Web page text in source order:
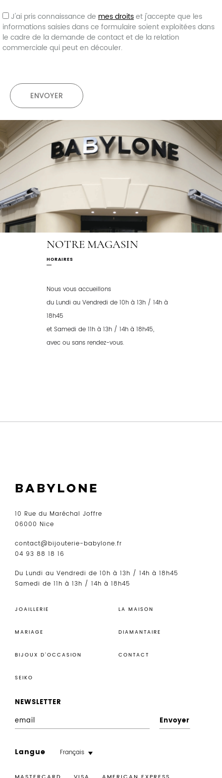
J'ai pris connaissance de mes droitset j'accepte que les
informations saisies dans ce formulaire soient exploitées dans
le cadre de la demande de contact et de la relation
commerciale qui peut en découler.
NOTRE MAGASIN
HORAIRES
Nous vous accueillons
du Lundi au Vendredi de 10h à 13h / 14h à
18h45
et Samedi de 11h à 13h / 14h à 18h45,
avec ou sans rendez-vous.
10 Rue du Maréchal Joffre
06000 Nice
contact@bijouterie-babylone.fr
04 93 88 18 16
Du Lundi au Vendredi de 10h à 13h / 14h à 18h45
Samedi de 11h à 13h / 14h à 18h45
JOAILLERIE
MARIAGE
BIJOUX D’OCCASION
SEIKO
LA MAISON
DIAMANTAIRE
CONTACT
NEWSLETTER
n
Langue Français